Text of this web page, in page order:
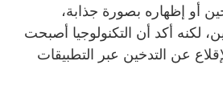
أو إظهاره بصورة جذابة،
لكنه أكد أن التكنولوجيا أصبحت
عن التدخين عبر التطبيقات